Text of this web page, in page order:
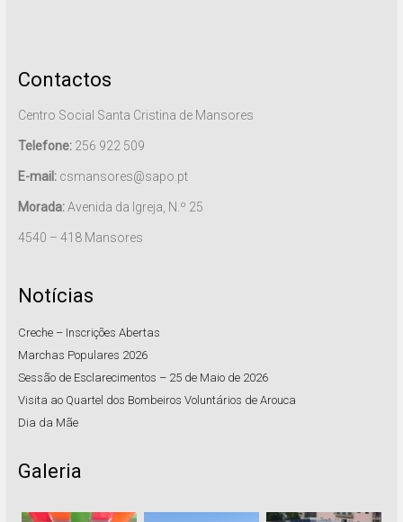
Contactos
Centro Social Santa Cristina de Mansores
Telefone:256 922 509
E-mail:csmansores@sapo.pt
Morada:Avenida da Igreja, N.º 25
4540 – 418 Mansores
Notícias
Creche – Inscrições Abertas
Marchas Populares 2026
Sessão de Esclarecimentos – 25 de Maio de 2026
Visita ao Quartel dos Bombeiros Voluntários de Arouca
Dia da Mãe
Galeria